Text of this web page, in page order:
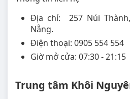
Địa chỉ: 257 Núi
Nẵng.
Điện thoại: 0905 554 554
Giờ mở cửa: 07:30 - 21:15
Trung tâm Khôi